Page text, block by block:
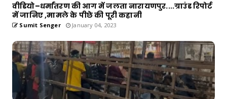
वीडियो–धर्मांतरण की आग में जलता नारायणपुर....ग्राउंड रिपोर्ट
में जानिए ,मामले के पीछे की पूरी कहानी
Sumit Senger January 04, 2023